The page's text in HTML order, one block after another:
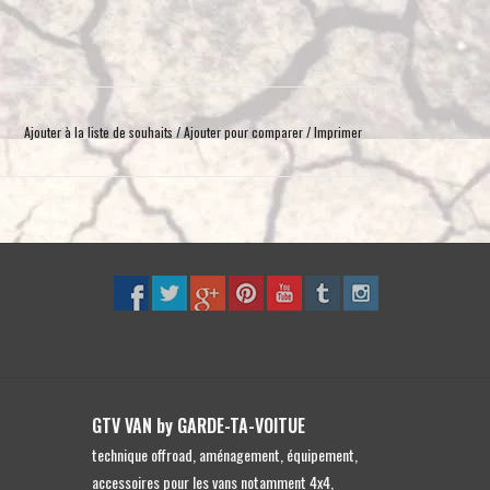
toucher
et
glisser.
Ajouter à la liste de souhaits/Ajouter pour comparer/Imprimer
GTV VAN by GARDE-TA-VOITUE
technique offroad, aménagement, équipement,
accessoires pour les vans notamment 4x4,